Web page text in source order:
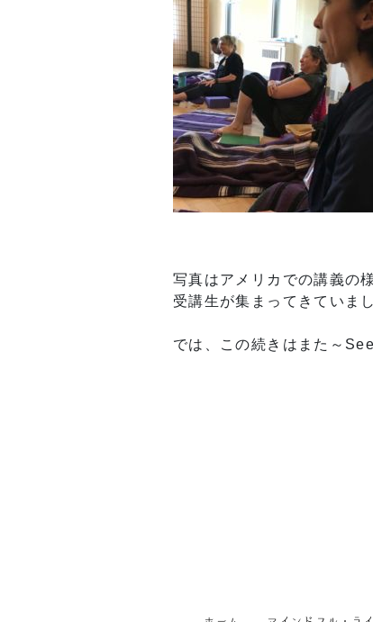
写真はアメリカでの講義の
受講生が集まってきていま
では、この続きはまた～